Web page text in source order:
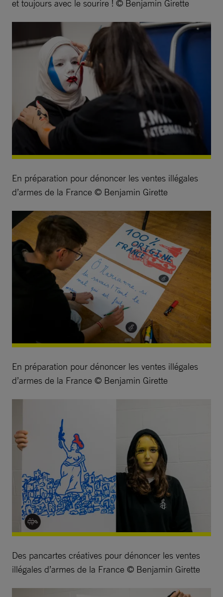
et toujours avec le sourire ! © Benjamin Girette
En préparation pour dénoncer les ventes illégales
d’armes de la France © Benjamin Girette
En préparation pour dénoncer les ventes illégales
d’armes de la France © Benjamin Girette
Des pancartes créatives pour dénoncer les ventes
illégales d’armes de la France © Benjamin Girette